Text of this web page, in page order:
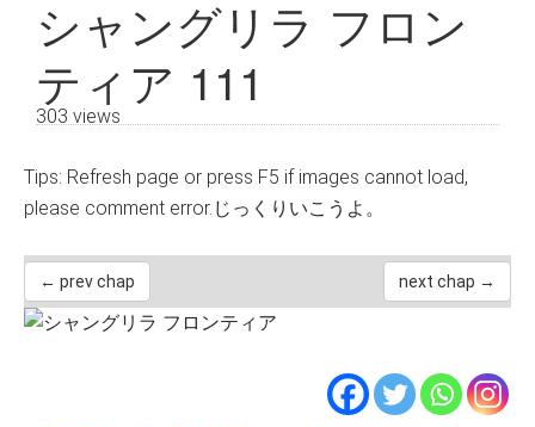
シャングリラ フロン
ティア 111
303 views
Tips: Refresh page or press F5 if images cannot load,
please comment error.じっくりいこうよ。
← prev chap next chap →